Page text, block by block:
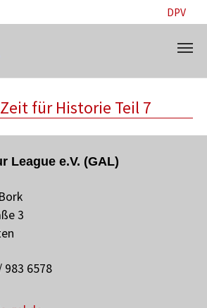
DPV
für Historie Teil 7
League e.V. (GAL)
3
983 6578